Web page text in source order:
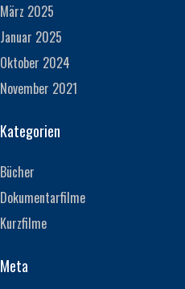
März 2025
Januar 2025
Oktober 2024
November 2021
Kategorien
Bücher
Dokumentarfilme
Kurzfilme
Meta